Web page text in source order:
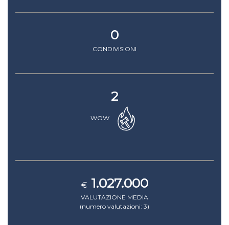
0
CONDIVISIONI
2
WOW
€ 1.027.000
VALUTAZIONE MEDIA
(numero valutazioni: 3)